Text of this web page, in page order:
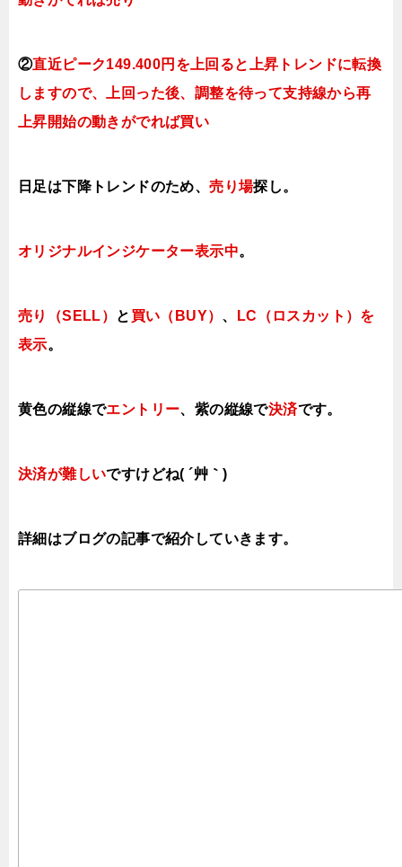
②直近ピーク149.400円を上回ると上昇トレンドに転換
しますので、上回った後、調整を待って支持線から再
上昇開始の動きがでれば買い
日足は下降トレンドのため、売り場探し。
オリジナルインジケーター表示中。
売り（SELL） と 買い（BUY） 、
LC（ロスカット）を
表示。
黄色の縦線でエントリー、紫の縦線で決済です。
決済が難しいですけどね( ´艸｀)
詳細はブログの記事で紹介していきます。